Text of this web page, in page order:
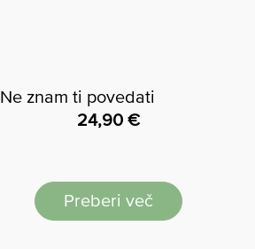
Ne znam ti povedati
24,90 €
Preberi več